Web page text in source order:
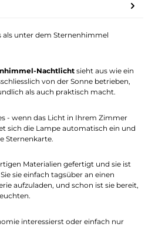
als unter dem Sternenhimmel
Nachtlicht sieht aus wie ein
von der Sonne betrieben,
als auch praktisch macht.
- wenn das Licht in Ihrem Zimmer
sich die Lampe automatisch ein und
Sternenkarte.
Materialien gefertigt und sie ist
sie einfach tagsüber an einen
aufzuladen, und schon ist sie bereit,
interessierst oder einfach nur